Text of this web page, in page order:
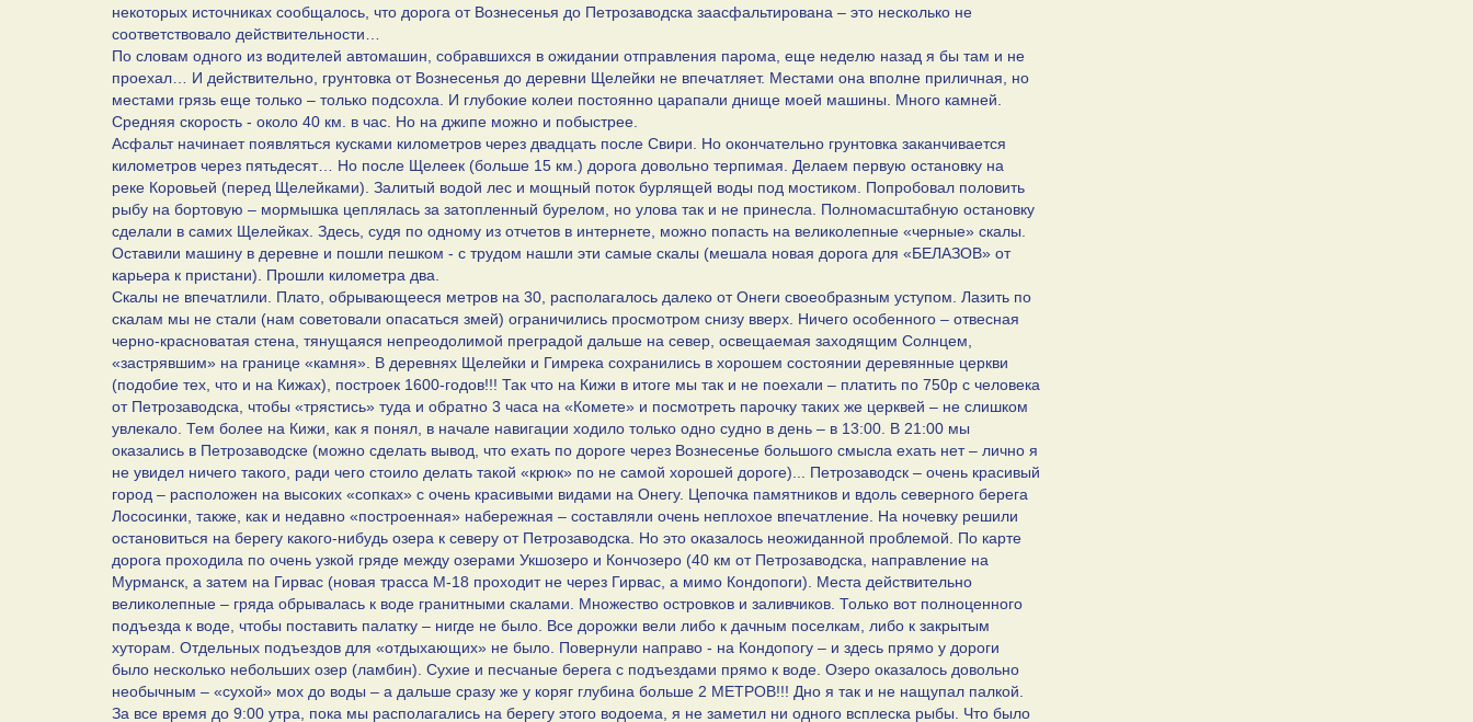
некоторых источниках сообщалось, что дорога от Вознесенья до Петрозаводска заасфальтирована – это несколько не
соответствовало действительности…
По словам одного из водителей автомашин, собравшихся в ожидании отправления парома, еще неделю назад я бы там и не
проехал… И действительно, грунтовка от Вознесенья до деревни Щелейки не впечатляет. Местами она вполне приличная, но
местами грязь еще только – только подсохла. И глубокие колеи постоянно царапали днище моей машины. Много камней.
Средняя скорость - около 40 км. в час. Но на джипе можно и побыстрее.
Асфальт начинает появляться кусками километров через двадцать после Свири. Но окончательно грунтовка заканчивается
километров через пятьдесят… Но после Щелеек (больше 15 км.) дорога довольно терпимая. Делаем первую остановку на
реке Коровьей (перед Щелейками). Залитый водой лес и мощный поток бурлящей воды под мостиком. Попробовал половить
рыбу на бортовую – мормышка цеплялась за затопленный бурелом, но улова так и не принесла. Полномасштабную остановку
сделали в самих Щелейках. Здесь, судя по одному из отчетов в интернете, можно попасть на великолепные «черные» скалы.
Оставили машину в деревне и пошли пешком - с трудом нашли эти самые скалы (мешала новая дорога для «БЕЛАЗОВ» от
карьера к пристани). Прошли километра два.
Скалы не впечатлили. Плато, обрывающееся метров на 30, располагалось далеко от Онеги своеобразным уступом. Лазить по
скалам мы не стали (нам советовали опасаться змей) ограничились просмотром снизу вверх. Ничего особенного – отвесная
черно-красноватая стена, тянущаяся непреодолимой преградой дальше на север, освещаемая заходящим Солнцем,
«застрявшим» на границе «камня». В деревнях Щелейки и Гимрека сохранились в хорошем состоянии деревянные церкви
(подобие тех, что и на Кижах), построек 1600-годов!!! Так что на Кижи в итоге мы так и не поехали – платить по 750р с человека
от Петрозаводска, чтобы «трястись» туда и обратно 3 часа на «Комете» и посмотреть парочку таких же церквей – не слишком
увлекало. Тем более на Кижи, как я понял, в начале навигации ходило только одно судно в день – в 13:00. В 21:00 мы
оказались в Петрозаводске (можно сделать вывод, что ехать по дороге через Вознесенье большого смысла ехать нет – лично я
не увидел ничего такого, ради чего стоило делать такой «крюк» по не самой хорошей дороге)... Петрозаводск – очень красивый
город – расположен на высоких «сопках» с очень красивыми видами на Онегу. Цепочка памятников и вдоль северного берега
Лососинки, также, как и недавно «построенная» набережная – составляли очень неплохое впечатление. На ночевку решили
остановиться на берегу какого-нибудь озера к северу от Петрозаводска. Но это оказалось неожиданной проблемой. По карте
дорога проходила по очень узкой гряде между озерами Укшозеро и Кончозеро (40 км от Петрозаводска, направление на
Мурманск, а затем на Гирвас (новая трасса М-18 проходит не через Гирвас, а мимо Кондопоги). Места действительно
великолепные – гряда обрывалась к воде гранитными скалами. Множество островков и заливчиков. Только вот полноценного
подъезда к воде, чтобы поставить палатку – нигде не было. Все дорожки вели либо к дачным поселкам, либо к закрытым
хуторам. Отдельных подъездов для «отдыхающих» не было. Повернули направо - на Кондопогу – и здесь прямо у дороги
было несколько небольших озер (ламбин). Сухие и песчаные берега с подъездами прямо к воде. Озеро оказалось довольно
необычным – «сухой» мох до воды – а дальше сразу же у коряг глубина больше 2 МЕТРОВ!!! Дно я так и не нащупал палкой.
За все время до 9:00 утра, пока мы располагались на берегу этого водоема, я не заметил ни одного всплеска рыбы. Что было